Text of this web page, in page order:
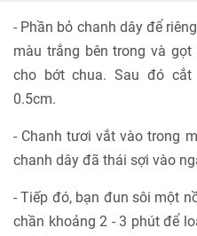
- Phần bỏ chanh dây để
màu trắng bên trong và
cho bớt chua. Sau đó
0.5cm.
- Chanh tươi vắt vào trong
chanh dây đã thái sợi vào
- Tiếp đó, bạn đun sôi một
chần khoảng 2 - 3 phút để